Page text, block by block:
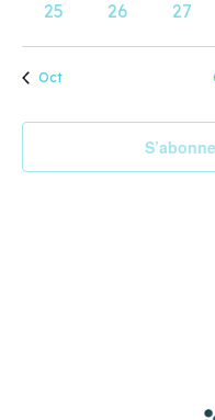
0
25
0
26
0
27
Oct